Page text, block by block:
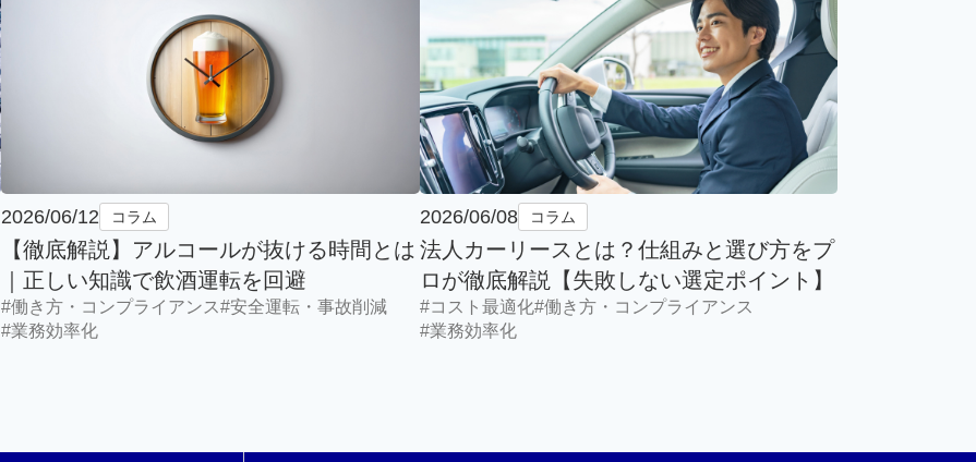
2026/06/12 コラム
【徹底解説】アルコールが抜ける時間とは
｜正しい知識で飲酒運転を回避
#働き方・コンプライアンス#安全運転・事故削減
#業務効率化
2026/06/08 コラム
法人カーリースとは？仕組みと選び方をプ
ロが徹底解説【失敗しない選定ポイント】
#コスト最適化#働き方・コンプライアンス
#業務効率化